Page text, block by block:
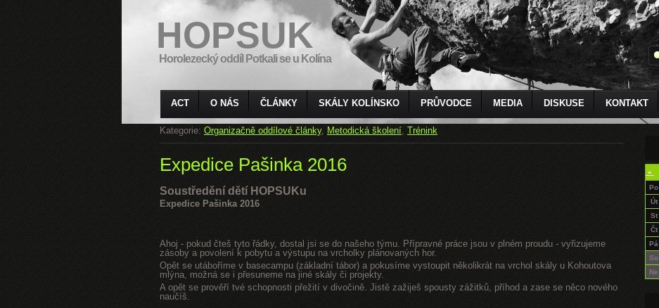
HOPSUK
Horolezecký oddíl Potkali se u Kolína
ACT O NÁS ČLÁNKY SKÁLY KOLÍNSKO PRŮVODCE MEDIA DISKUSE KONTAKT
Kategorie: Organizačně oddílové články, Metodická školení, Trénink
Expedice Pašinka 2016
Soustředění dětí HOPSUKu
Expedice Pašinka 2016
Ahoj - pokud čteš tyto řádky, dostal jsi se do našeho týmu. Přípravné práce jsou v plném proudu - vyřizujeme
zásoby a povolení k pobytu a výstupu na vrcholky plánovaných hor.
Opět se utáboříme v basecampu (základní tábor) a pokusíme vystoupit několikrát na vrchol skály u Kohoutova
mlýna, možná se i přesuneme na jiné skály či projekty.
A opět se prověří tvé schopnosti přežití v divočině. Jistě zažiješ spousty zážitků, příhod a zase se něco nového
naučíš.
«
Po
Út
St
Čt
Pá
So
Ne